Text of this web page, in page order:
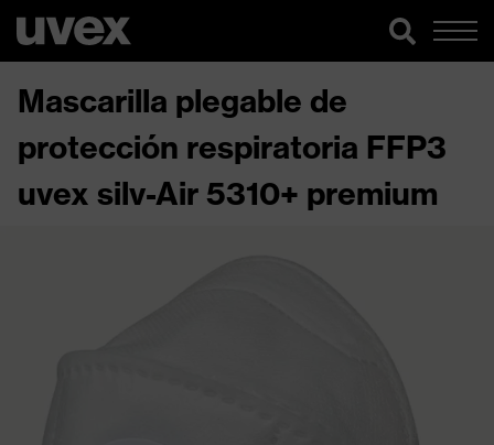
Mascarilla plegable de
protección respiratoria FFP3
uvex silv-Air 5310+ premium